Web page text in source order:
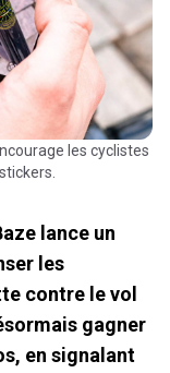
lance un
les
contre le vol
gagner
en signalant